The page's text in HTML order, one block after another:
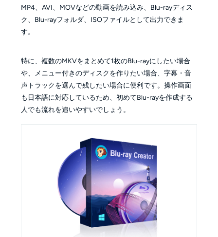
MP4、AVI、MOVなどの動画を読み込み、Blu-rayディス
ク、Blu-rayフォルダ、ISOファイルとして出力できま
す。
特に、複数のMKVをまとめて1枚のBlu-rayにしたい場合
や、メニュー付きのディスクを作りたい場合、字幕・音
声トラックを選んで残したい場合に便利です。操作画面
も日本語に対応しているため、初めてBlu-rayを作成する
人でも流れを追いやすいでしょう。